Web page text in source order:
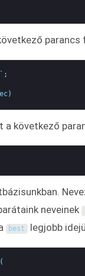
;
)
a következő
neveinek
best legjobb
(